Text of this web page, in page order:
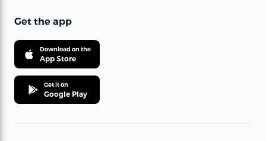
Get the app
Download on the
App Store
Get it on
Google Play